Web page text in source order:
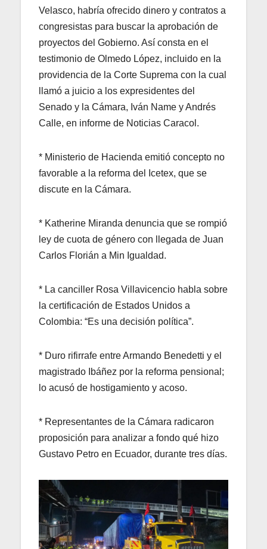
Velasco, habría ofrecido dinero y contratos a
congresistas para buscar la aprobación de
proyectos del Gobierno. Así consta en el
testimonio de Olmedo López, incluido en la
providencia de la Corte Suprema con la cual
llamó a juicio a los expresidentes del
Senado y la Cámara, Iván Name y Andrés
Calle, en informe de Noticias Caracol.
* Ministerio de Hacienda emitió concepto no
favorable a la reforma del Icetex, que se
discute en la Cámara.
* Katherine Miranda denuncia que se rompió
ley de cuota de género con llegada de Juan
Carlos Florián a Min Igualdad.
* La canciller Rosa Villavicencio habla sobre
la certificación de Estados Unidos a
Colombia: “Es una decisión política”.
* Duro rifirrafe entre Armando Benedetti y el
magistrado Ibáñez por la reforma pensional;
lo acusó de hostigamiento y acoso.
* Representantes de la Cámara radicaron
proposición para analizar a fondo qué hizo
Gustavo Petro en Ecuador, durante tres días.